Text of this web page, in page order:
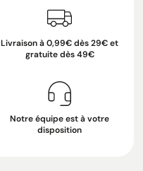
Livraison à 0,99€ dès 29€ et
gratuite dès 49€
Notre équipe est à votre
disposition